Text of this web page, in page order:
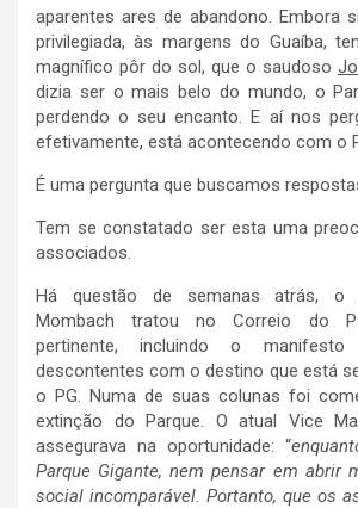
aparentes ares de abandono. Embora
privilegiada, às margens do Guaíba,
magnífico pôr do sol, que o saudoso
dizia ser o mais belo do mundo, o
perdendo o seu encanto. E aí nos
efetivamente, está acontecendo com o
É uma pergunta que buscamos
Tem se constatado ser esta uma
associados.
Há questão de semanas atrás, o
Mombach tratou no Correio do
pertinente, incluindo o
descontentes com o destino que está
o PG. Numa de suas colunas foi
extinção do Parque. O atual Vice
assegurava na oportunidade: “
Parque Gigante, nem pensar em abrir
social incomparável. Portanto, que os